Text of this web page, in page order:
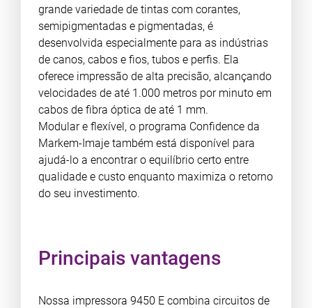
grande variedade de tintas com corantes,
semipigmentadas e pigmentadas, é
desenvolvida especialmente para as indústrias
de canos, cabos e fios, tubos e perfis. Ela
oferece impressão de alta precisão, alcançando
velocidades de até 1.000 metros por minuto em
cabos de fibra óptica de até 1 mm.
Modular e flexível, o programa Confidence da
Markem-Imaje também está disponível para
ajudá-lo a encontrar o equilíbrio certo entre
qualidade e custo enquanto maximiza o retorno
do seu investimento.
Principais vantagens
Nossa impressora 9450 E combina circuitos de